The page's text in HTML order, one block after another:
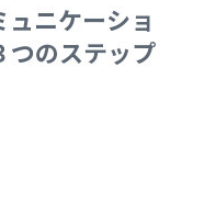
ニケーショ
つのステップ